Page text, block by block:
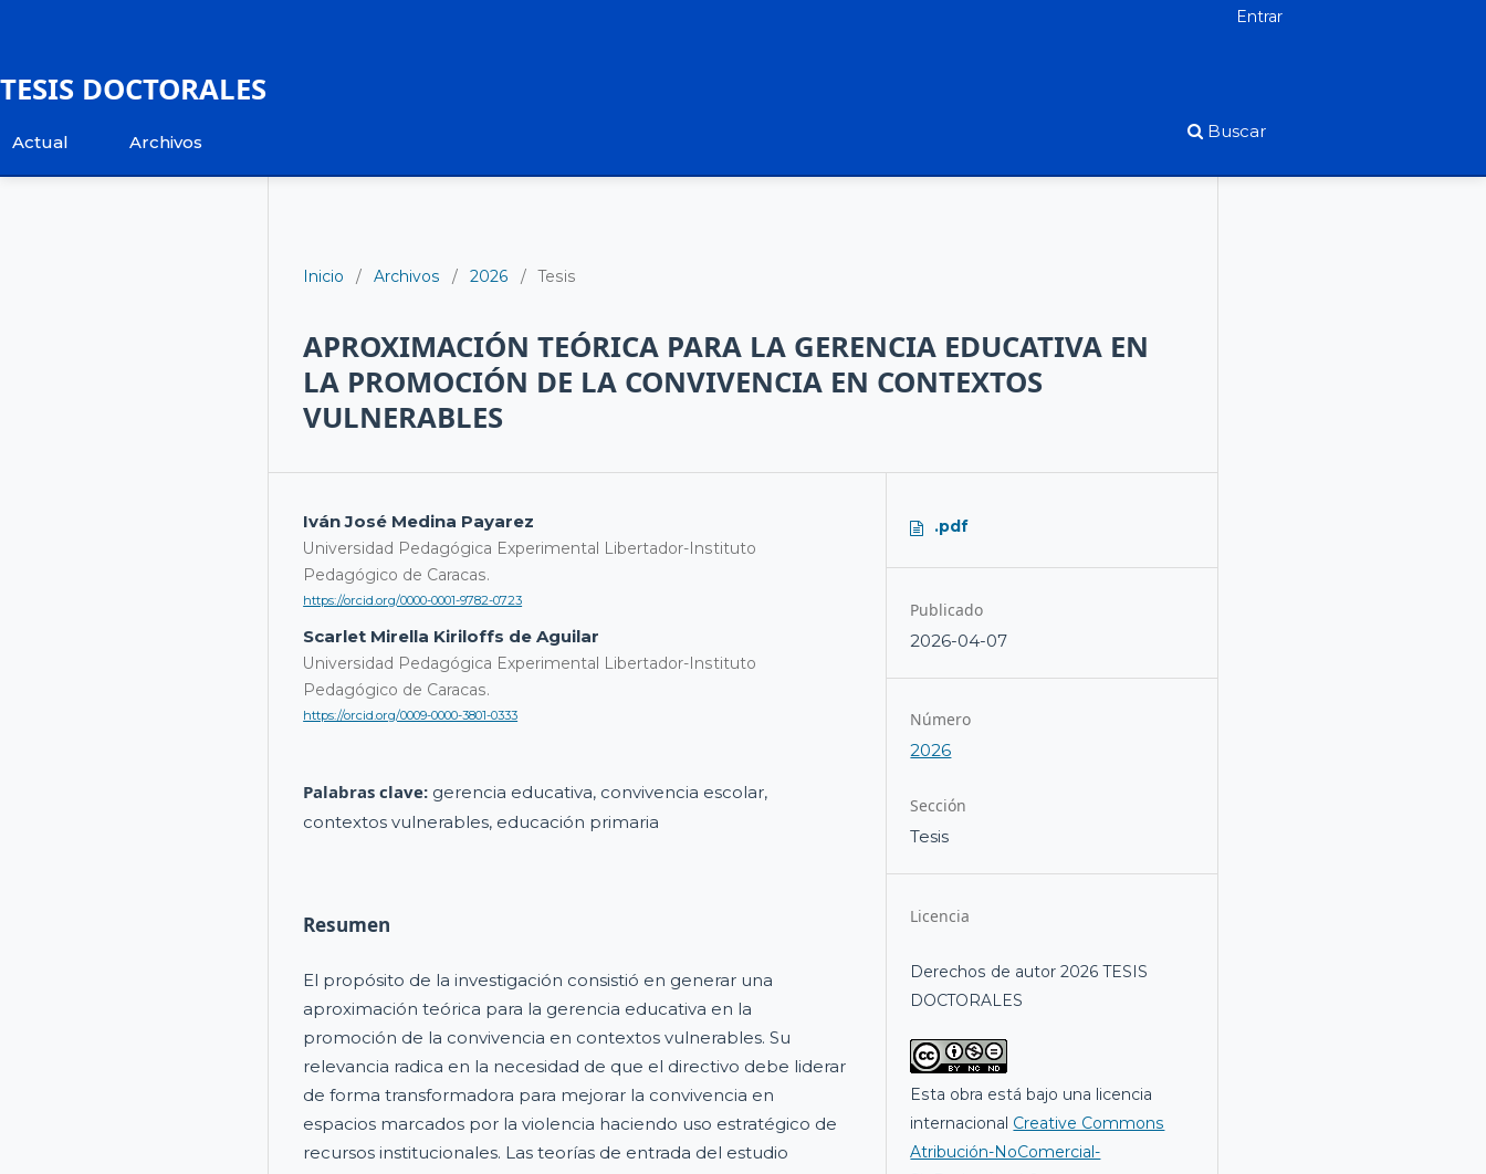
TESIS DOCTORALES
Actual Archivos
Buscar
Entrar
Inicio / Archivos / 2026 / Tesis
APROXIMACIÓN TEÓRICA PARA LA GERENCIA EDUCATIVA EN
LA PROMOCIÓN DE LA CONVIVENCIA EN CONTEXTOS
VULNERABLES
Iván José Medina Payarez
Universidad Pedagógica Experimental Libertador-Instituto
Pedagógico de Caracas.
https://orcid.org/0000-0001-9782-0723
Scarlet Mirella Kiriloffs de Aguilar
Universidad Pedagógica Experimental Libertador-Instituto
Pedagógico de Caracas.
https://orcid.org/0009-0000-3801-0333
Palabras clave: gerencia educativa, convivencia escolar,
contextos vulnerables, educación primaria
Resumen
El propósito de la investigación consistió en generar una
aproximación teórica para la gerencia educativa en la
promoción de la convivencia en contextos vulnerables. Su
relevancia radica en la necesidad de que el directivo debe liderar
de forma transformadora para mejorar la convivencia en
espacios marcados por la violencia haciendo uso estratégico de
recursos institucionales. Las teorías de entrada del estudio
.pdf
Publicado
2026-04-07
Número
2026
Sección
Tesis
Licencia
Derechos de autor 2026 TESIS
DOCTORALES
Esta obra está bajo una licencia
internacional Creative Commons
Atribución-NoComercial-